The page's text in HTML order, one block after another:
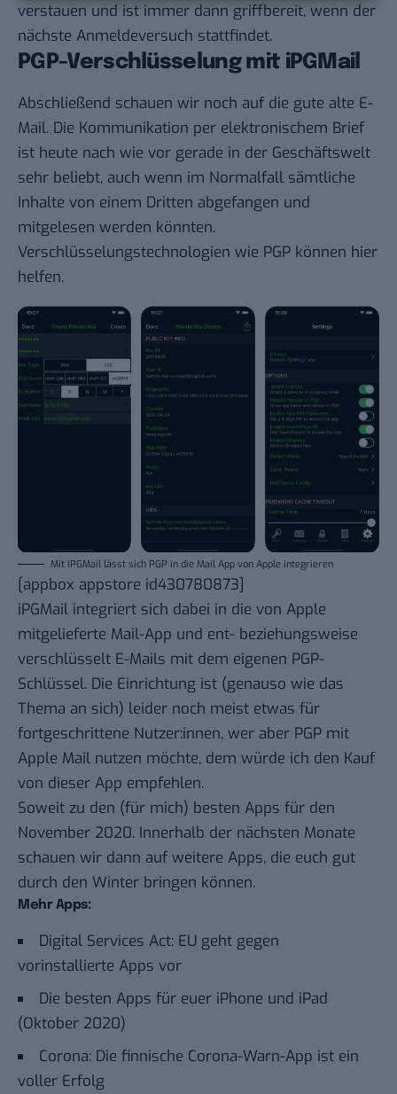
verstauen und ist immer dann griffbereit, wenn der
nächste Anmeldeversuch stattfindet.
PGP-Verschlüsselung mit iPGMail
Abschließend schauen wir noch auf die gute alte E-
Mail. Die Kommunikation per elektronischem Brief
ist heute nach wie vor gerade in der Geschäftswelt
sehr beliebt, auch wenn im Normalfall sämtliche
Inhalte von einem Dritten abgefangen und
mitgelesen werden könnten.
Verschlüsselungstechnologien wie PGP können hier
helfen.
Mit iPGMail lässt sich PGP in die Mail App von Apple integrieren
[appbox appstore id430780873]
iPGMail integriert sich dabei in die von Apple
mitgelieferte Mail-App und ent- beziehungsweise
verschlüsselt E-Mails mit dem eigenen PGP-
Schlüssel. Die Einrichtung ist (genauso wie das
Thema an sich) leider noch meist etwas für
fortgeschrittene Nutzer:innen, wer aber PGP mit
Apple Mail nutzen möchte, dem würde ich den Kauf
von dieser App empfehlen.
Soweit zu den (für mich) besten Apps für den
November 2020. Innerhalb der nächsten Monate
schauen wir dann auf weitere Apps, die euch gut
durch den Winter bringen können.
Mehr Apps:
Digital Services Act: EU geht gegen
vorinstallierte Apps vor
Die besten Apps für euer iPhone und iPad
(Oktober 2020)
Corona: Die finnische Corona-Warn-App ist ein
voller Erfolg